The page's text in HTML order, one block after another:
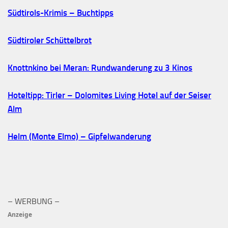
Südtirols-Krimis – Buchtipps
Südtiroler Schüttelbrot
Knottnkino bei Meran: Rundwanderung zu 3 Kinos
Hoteltipp: Tirler – Dolomites Living Hotel auf der Seiser
Alm
Helm (Monte Elmo) – Gipfelwanderung
– WERBUNG –
Anzeige